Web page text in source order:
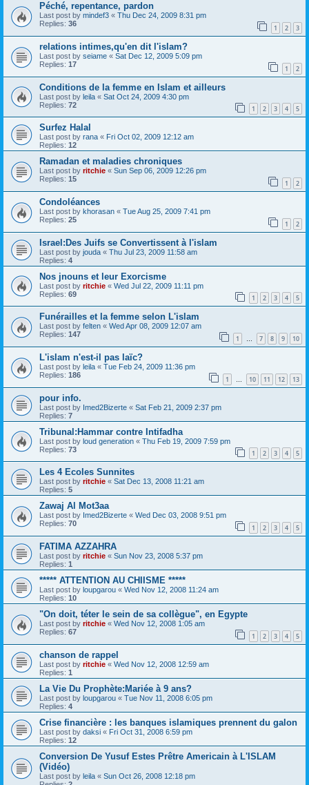
Péché, repentance, pardon
Last post by mindef3 « Thu Dec 24, 2009 8:31 pm
Replies: 36 1 2 3
relations intimes,qu'en dit l'islam?
Last post by seiame « Sat Dec 12, 2009 5:09 pm
Replies: 17 1 2
Conditions de la femme en Islam et ailleurs
Last post by leila « Sat Oct 24, 2009 4:30 pm
Replies: 72 1 2 3 4 5
Surfez Halal
Last post by rana « Fri Oct 02, 2009 12:12 am
Replies: 12
Ramadan et maladies chroniques
Last post by ritchie « Sun Sep 06, 2009 12:26 pm
Replies: 15 1 2
Condoléances
Last post by khorasan « Tue Aug 25, 2009 7:41 pm
Replies: 25 1 2
Israel:Des Juifs se Convertissent à l'islam
Last post by jouda « Thu Jul 23, 2009 11:58 am
Replies: 4
Nos jnouns et leur Exorcisme
Last post by ritchie « Wed Jul 22, 2009 11:11 pm
Replies: 69 1 2 3 4 5
Funérailles et la femme selon L'islam
Last post by felten « Wed Apr 08, 2009 12:07 am
Replies: 147 1 … 7 8 9 10
L'islam n'est-il pas laïc?
Last post by leila « Tue Feb 24, 2009 11:36 pm
Replies: 186 1 … 10 11 12 13
pour info.
Last post by Imed2Bizerte « Sat Feb 21, 2009 2:37 pm
Replies: 7
Tribunal:Hammar contre Intifadha
Last post by loud generation « Thu Feb 19, 2009 7:59 pm
Replies: 73 1 2 3 4 5
Les 4 Ecoles Sunnites
Last post by ritchie « Sat Dec 13, 2008 11:21 am
Replies: 5
Zawaj Al Mot3aa
Last post by Imed2Bizerte « Wed Dec 03, 2008 9:51 pm
Replies: 70 1 2 3 4 5
FATIMA AZZAHRA
Last post by ritchie « Sun Nov 23, 2008 5:37 pm
Replies: 1
***** ATTENTION AU CHIISME *****
Last post by loupgarou « Wed Nov 12, 2008 11:24 am
Replies: 10
"On doit, téter le sein de sa collègue", en Egypte
Last post by ritchie « Wed Nov 12, 2008 1:05 am
Replies: 67 1 2 3 4 5
chanson de rappel
Last post by ritchie « Wed Nov 12, 2008 12:59 am
Replies: 1
La Vie Du Prophète:Mariée à 9 ans?
Last post by loupgarou « Tue Nov 11, 2008 6:05 pm
Replies: 4
Crise financière : les banques islamiques prennent du galon
Last post by daksi « Fri Oct 31, 2008 6:59 pm
Replies: 12
Conversion De Yusuf Estes Prêtre Americain à L'ISLAM
(Vidéo)
Last post by leila « Sun Oct 26, 2008 12:18 pm